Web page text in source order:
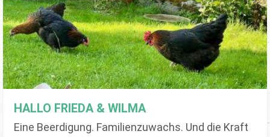
HALLO FRIEDA & WILMA
Eine Beerdigung. Familienzuwachs. Und die Kraft